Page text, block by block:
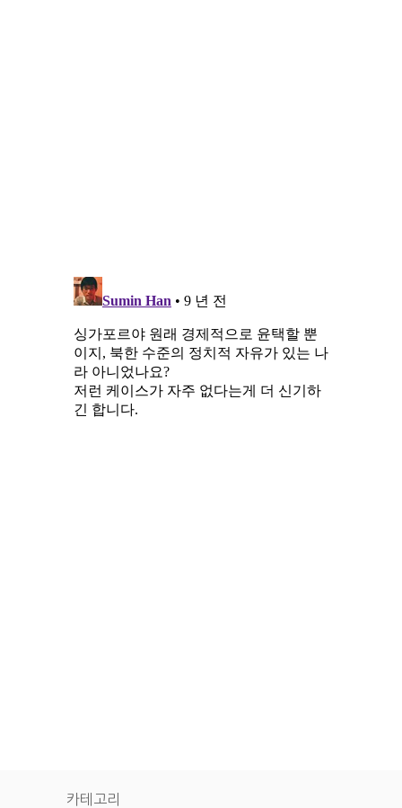
카테고리